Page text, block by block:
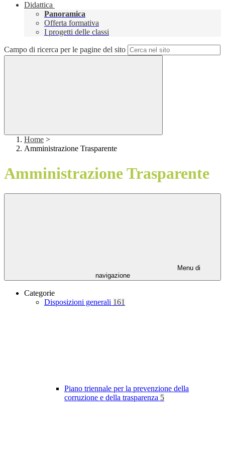
Didattica
Panoramica
Offerta formativa
I progetti delle classi
Campo di ricerca per le pagine del sito
Home >
Amministrazione Trasparente
Amministrazione Trasparente
Menu di
navigazione
Categorie
Disposizioni generali 161
Piano triennale per la prevenzione della
corruzione e della trasparenza 5